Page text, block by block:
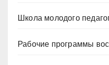
Школа молодого
Рабочие программы